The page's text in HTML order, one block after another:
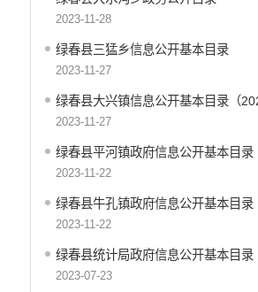
义务教育
医疗卫生
2023-11-28
绿春县三猛乡信息公开基本目录
2023-11-27
绿春县大兴镇信息公开基本目录（
2023-11-27
绿春县平河镇政府信息公开基本目录
2023-11-22
绿春县牛孔镇政府信息公开基本目录
2023-11-22
绿春县统计局政府信息公开基本目录
2023-07-23